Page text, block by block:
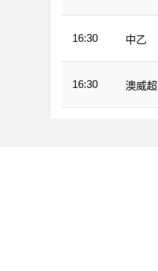
16:30 中乙
16:30 澳威超